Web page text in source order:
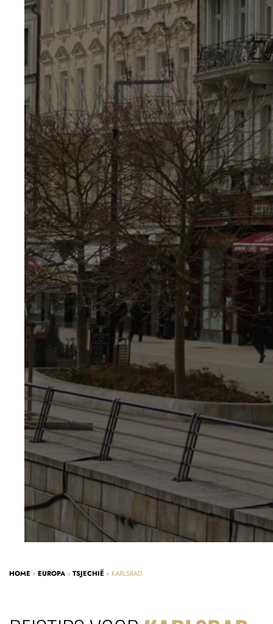
HOME » EUROPA » TSJECHIË » KARLSBAD